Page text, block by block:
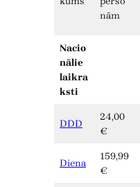
nām
Nacio
nālie
laikra
ksti
DDD
24,00
€
Diena
159,99
€